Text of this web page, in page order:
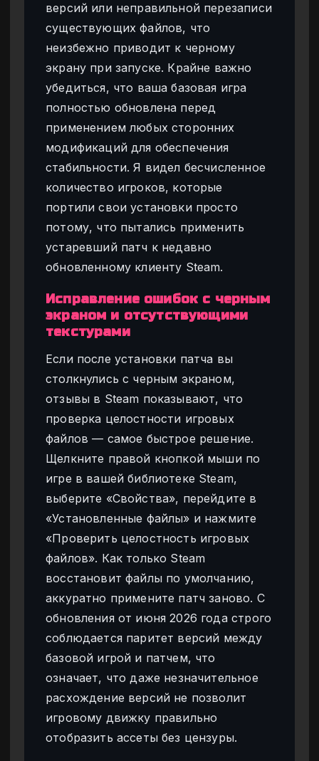
версий или неправильной перезаписи
существующих файлов, что
неизбежно приводит к черному
экрану при запуске. Крайне важно
убедиться, что ваша базовая игра
полностью обновлена перед
применением любых сторонних
модификаций для обеспечения
стабильности. Я видел бесчисленное
количество игроков, которые
портили свои установки просто
потому, что пытались применить
устаревший патч к недавно
обновленному клиенту Steam.
Исправление ошибок с черным
экраном и отсутствующими
текстурами
Если после установки патча вы
столкнулись с черным экраном,
отзывы в Steam показывают, что
проверка целостности игровых
файлов — самое быстрое решение.
Щелкните правой кнопкой мыши по
игре в вашей библиотеке Steam,
выберите «Свойства», перейдите в
«Установленные файлы» и нажмите
«Проверить целостность игровых
файлов». Как только Steam
восстановит файлы по умолчанию,
аккуратно примените патч заново. С
обновления от июня 2026 года строго
соблюдается паритет версий между
базовой игрой и патчем, что
означает, что даже незначительное
расхождение версий не позволит
игровому движку правильно
отобразить ассеты без цензуры.